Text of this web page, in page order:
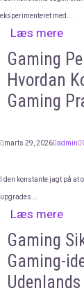
eksperimenteret med...
Læs mere
Gaming
Hvordan
Gaming
marts 29, 2026 admin
I den konstante jagt på
upgrades...
Læs mere
Gaming
Gaming-
Udenlands